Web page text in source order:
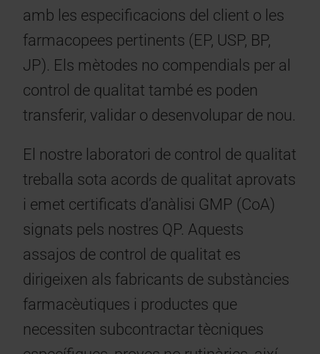
amb les especificacions del client o les
farmacopees pertinents (EP, USP, BP,
JP). Els mètodes no compendials per al
control de qualitat també es poden
transferir, validar o desenvolupar de nou.
El nostre laboratori de control de qualitat
treballa sota acords de qualitat aprovats
i emet certificats d’anàlisi GMP (CoA)
signats pels nostres QP. Aquests
assajos de control de qualitat es
dirigeixen als fabricants de substàncies
farmacèutiques i productes que
necessiten subcontractar tècniques